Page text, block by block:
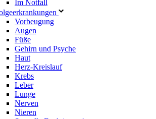
Im Notfall
Vorbeugung
Augen
Füße
Gehirn und Psyche
Haut
Herz-Kreislauf
Krebs
Leber
Lunge
Nerven
Nieren